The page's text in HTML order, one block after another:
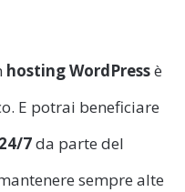
hosting WordPressè
E potrai beneficiare
7da parte del
sempre alte